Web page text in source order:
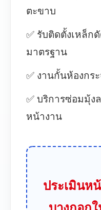
ตะขาบ
✅ รับติดตั้งเหล็ก
มาตรฐาน
✅ งานกั้นห้องกร
✅ บริการซ่อมมุ้ง
หน้างาน
ประเมินห